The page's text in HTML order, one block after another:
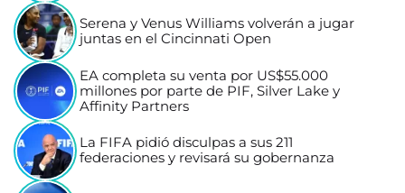
Serena y Venus Williams volverán a jugar
juntas en el Cincinnati Open
EA completa su venta por US$55.000
millones por parte de PIF, Silver Lake y
Affinity Partners
La FIFA pidió disculpas a sus 211
federaciones y revisará su gobernanza